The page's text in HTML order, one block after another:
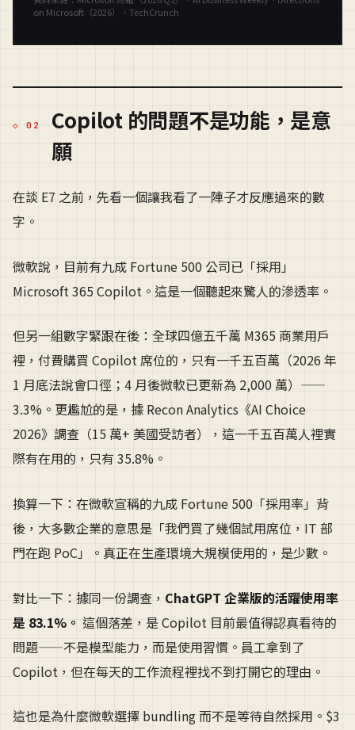
Copilot 的問題不是功能，是意
願
在談 E7 之前，先看一個讓我看了一陣子才反應過來的數
字。
微軟說，目前有九成 Fortune 500 公司已「採用」
Microsoft 365 Copilot。這是一個聽起來驚人的滲透率。
但另一組數字緊跟在後：全球四億五千萬 M365 商業用戶
裡，付費購買 Copilot 席位的，只有一千五百萬（2026 年
1 月底法說會口徑；4 月後微軟已更新為 2,000 萬）——
3.3%。更尷尬的是，據 Recon Analytics《AI Choice
2026》調查（15 萬+ 美國受訪者），這一千五百萬人裡實
際有在用的，只有 35.8%。
換算一下：在微軟宣稱的九成 Fortune 500「採用率」背
後，大多數企業的意思是「我們買了幾個試用席位，IT 部
門在跑 PoC」。真正在生產環境大規模使用的，是少數。
對比一下：據同一份調查， ChatGPT 企業版的活躍使用率
是 83.1%。 這個落差，是 Copilot 目前最值得認真看待的
問題——不是模型能力，而是使用習慣。員工拿到了
Copilot，但在每天的工作流程裡找不到打開它的理由。
這也是為什麼微軟選擇 bundling 而不是等待自然採用。$3